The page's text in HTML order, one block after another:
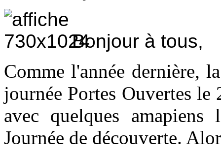
Bonjour à tous,
Comme l'année dernière,
journée Portes Ouvertes
avec quelques
Journée de découverte.